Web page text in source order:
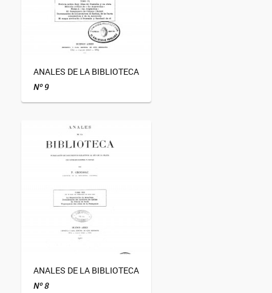
ANALES DE LA BIBLIOTECA
Nº 9
ANALES DE LA BIBLIOTECA
Nº 8